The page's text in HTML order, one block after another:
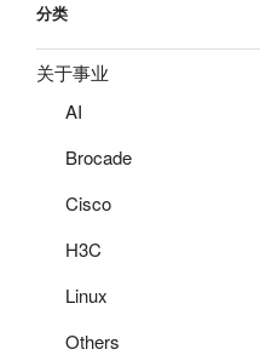
分类
关于事业
AI
Brocade
Cisco
H3C
Linux
Others